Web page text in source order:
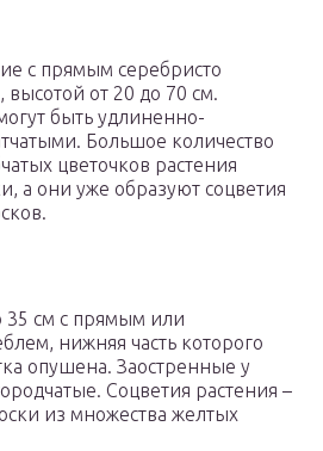
с прямым серебристо
от 20 до 70 см.
быть удлиненно-
Большое количество
цветочков растения
а они уже образуют соцветия
35 см с прямым или
нижняя часть которого
опушена. Заостренные у
Соцветия растения –
из множества желтых